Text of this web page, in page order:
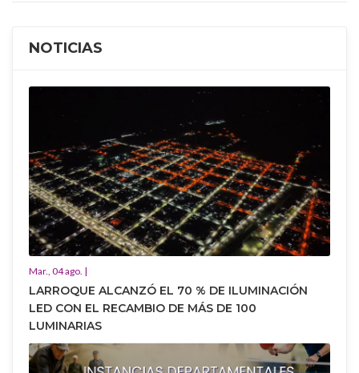
NOTICIAS
Mar., 04 ago. |
LARROQUE ALCANZÓ EL 70 % DE ILUMINACIÓN
LED CON EL RECAMBIO DE MÁS DE 100
LUMINARIAS